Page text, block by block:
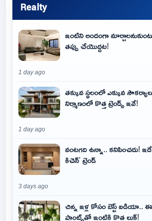
Realty
ఇంటిని అందంగా
తప్పు చేయొద్దట!
1 day ago
తక్కువ స్థలంలో ఎక్కువ
నిర్మాణంలో కొత్త ట్రెండ్స్ ఇవే!
1 day ago
వంటగది ఉన్నా.. కనిపించదు!
కిచెన్' ట్రెండ్
3 days ago
చిన్న ఇళ్ల కోసం బెస్ట్ ఐడియా..
ప్లాంట్స్‌తో ఇంటికి కొత్త లుక్!